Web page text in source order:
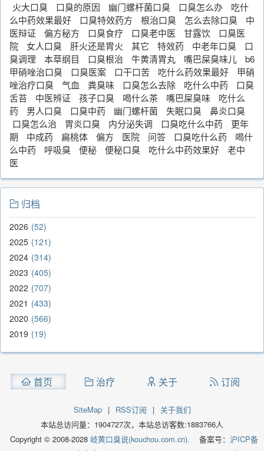
火大口臭 口臭的原因 幽门螺杆菌口臭 口臭怎么办
吃什
么中药效果最好
口臭特效药方 根治口臭 怎么去除口臭
中
医辩证
偏方秘方 口臭食疗 口臭老中医 甘露饮
口臭医
院
女人口臭 肝火还是胃火 其它 特效药 中老年口臭
口
臭调理
本草纲目 口臭根治 牛黄清胃丸 嘴巴屎臭味儿
b6
甲硝唑治口臭
口臭医案 口干口苦 吃什么药效果最好
甲硝
唑治疗口臭
气血 粪臭味 口臭怎么去除 吃什么中药
口臭
舌苔
中医辨证 孩子口臭 喝什么茶 嘴巴屎臭味
吃什么
药
男人口臭 口臭中药 幽门螺杆菌 失眠口臭
鼻炎口臭
口臭怎么治
胃炎口臭 内分泌失调 口臭吃什么中药
更年
期
中成药 扁桃体 偏方 医院 问答 口臭吃什么药
喝什
么中药
呼吸臭 便秘 便秘口臭 吃什么中药效果好
老中
医
归档
2026 52
2025 121
2024 314
2023 405
2022 707
2021
433
2020 566
2019 19
首页 治疗 关于 订阅
SiteMap | RSS订阅 |
关于我们
本站总访问量： 1904727次，本站总访客数:1883766人
Copyright © 2008-2028 岐黄口臭说(kouchou.com.cn). 备案号： 沪ICP备